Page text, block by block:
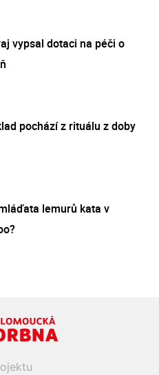
vypsal dotaci na péči o
pochází z rituálu z doby
lemurů kata v